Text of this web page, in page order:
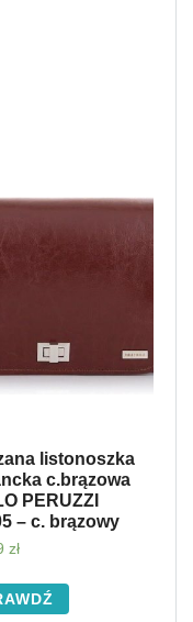
listonoszka
c.brązowa
PERUZZI
– c. brązowy
zł